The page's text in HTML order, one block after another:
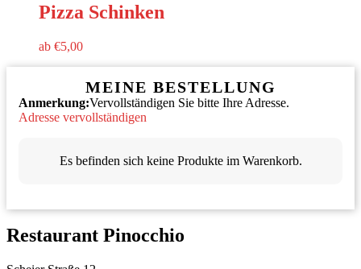
Pizza Schinken
ab €5,00
MEINE BESTELLUNG
Anmerkung:Vervollständigen Sie bitte Ihre Adresse.
Adresse vervollständigen
Es befinden sich keine Produkte im Warenkorb.
Restaurant Pinocchio